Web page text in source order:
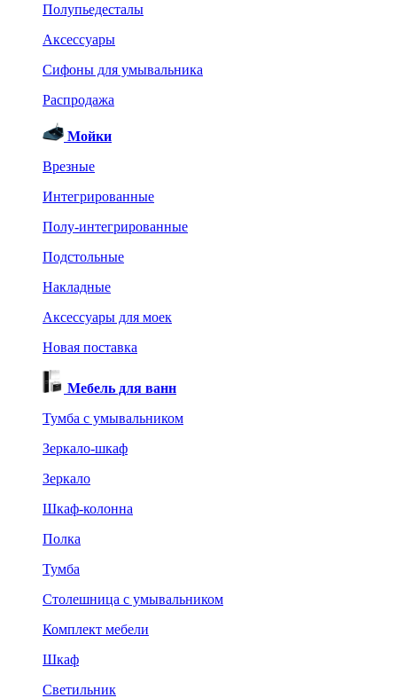
Полупьедесталы
Аксессуары
Сифоны для умывальника
Распродажа
Мойки
Врезные
Интегрированные
Полу-интегрированные
Подстольные
Накладные
Аксессуары для моек
Новая поставка
Мебель для ванн
Тумба с умывальником
Зеркало-шкаф
Зеркало
Шкаф-колонна
Полка
Тумба
Столешница с умывальником
Комплект мебели
Шкаф
Светильник